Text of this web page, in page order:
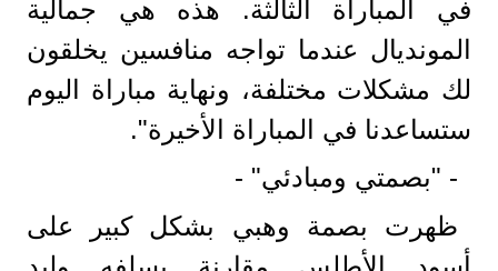
في المباراة الثالثة. هذه هي جمالية
المونديال عندما تواجه منافسين يخلقون
لك مشكلات مختلفة، ونهاية مباراة اليوم
ستساعدنا في المباراة الأخيرة".
- "بصمتي ومبادئي" -
ظهرت بصمة وهبي بشكل كبير على